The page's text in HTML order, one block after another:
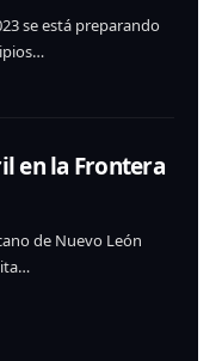
se está preparando
en la Frontera
de Nuevo León